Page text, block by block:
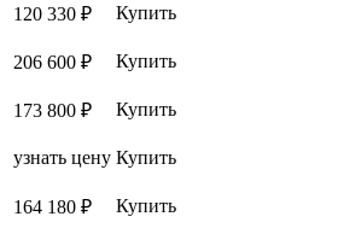
120 330 ₽
Купить
206 600 ₽
Купить
173 800 ₽
Купить
узнать цену Купить
164 180 ₽
Купить